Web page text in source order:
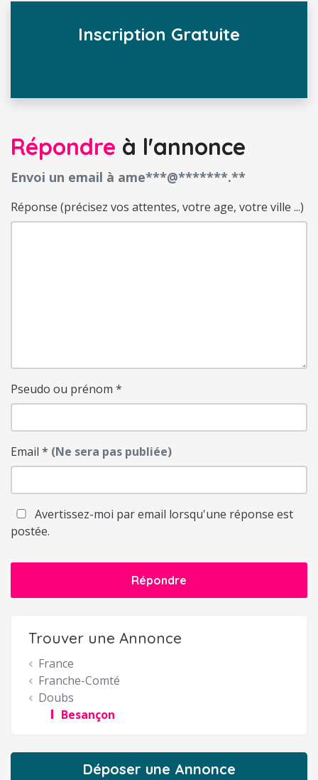
Inscription Gratuite
Répondre à l'annonce
Envoi un email à ame***@*******.**
Réponse (précisez vos attentes, votre age, votre ville ...)
Pseudo ou prénom *
Email * (Ne sera pas publiée)
Avertissez-moi par email lorsqu'une réponse est
postée.
Répondre
Trouver une Annonce
France
Franche-Comté
Doubs
Besançon
Déposer une Annonce